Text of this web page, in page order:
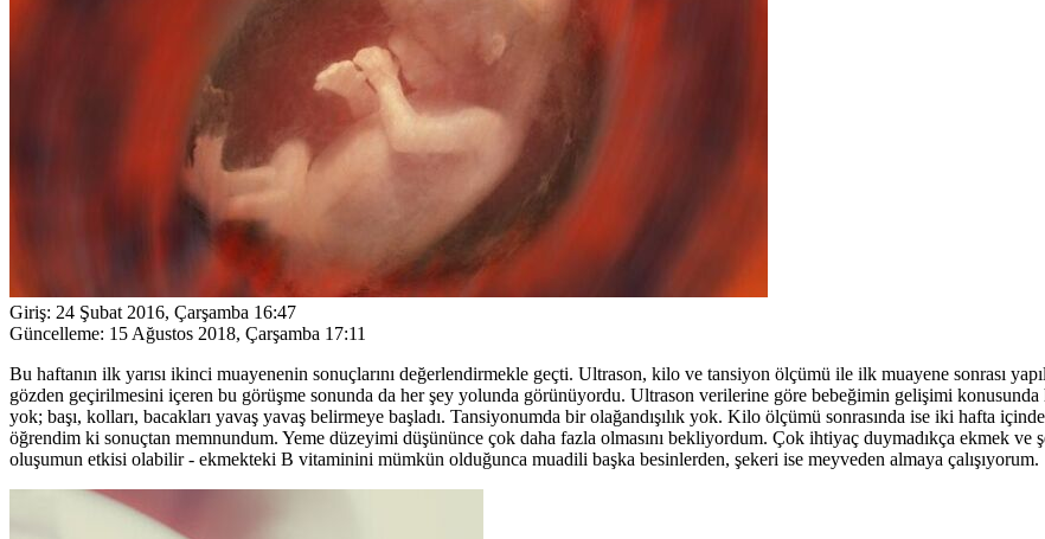
Giriş: 24 Şubat 2016, Çarşamba 16:47
Güncelleme: 15 Ağustos 2018, Çarşamba 17:11
Bu haftanın ilk yarısı ikinci muayenenin sonuçlarını değerlendirmekle geçti. Ultrason, kilo ve tansiyon ölçümü ile ilk muayene sonrası
gözden geçirilmesini içeren bu görüşme sonunda da her şey yolunda görünüyordu. Ultrason verilerine göre bebeğimin gelişimi konusunda
yok; başı, kolları, bacakları yavaş yavaş belirmeye başladı. Tansiyonumda bir olağandışılık yok. Kilo ölçümü sonrasında ise iki hafta içinde
öğrendim ki sonuçtan memnundum. Yeme düzeyimi düşününce çok daha fazla olmasını bekliyordum. Çok ihtiyaç duymadıkça ekmek ve
oluşumun etkisi olabilir - ekmekteki B vitaminini mümkün olduğunca muadili başka besinlerden, şekeri ise meyveden almaya çalışıyorum.